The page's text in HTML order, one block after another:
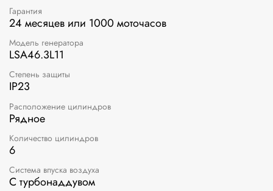
Гарантия
24 месяцев или 1000 моточасов
Модель генератора
LSA46.3L11
Степень защиты
IP23
Расположение цилиндров
Рядное
Количество цилиндров
6
Система впуска воздуха
С турбонаддувом